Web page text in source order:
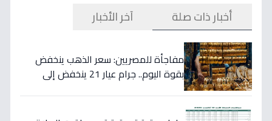
أخبار ذات صلة آخر الأخبار
مفاجأة للمصريين: سعر الذهب ينخفض
بقوة اليوم.. جرام عيار 21 ينخفض إلى